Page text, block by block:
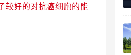
较好的对抗癌细胞的能